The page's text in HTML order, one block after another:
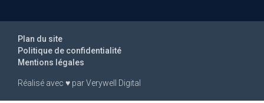
Réalisé avec ♥ parVerywell Digital
Mentions légales
Politique de confidentialité
Plan du site